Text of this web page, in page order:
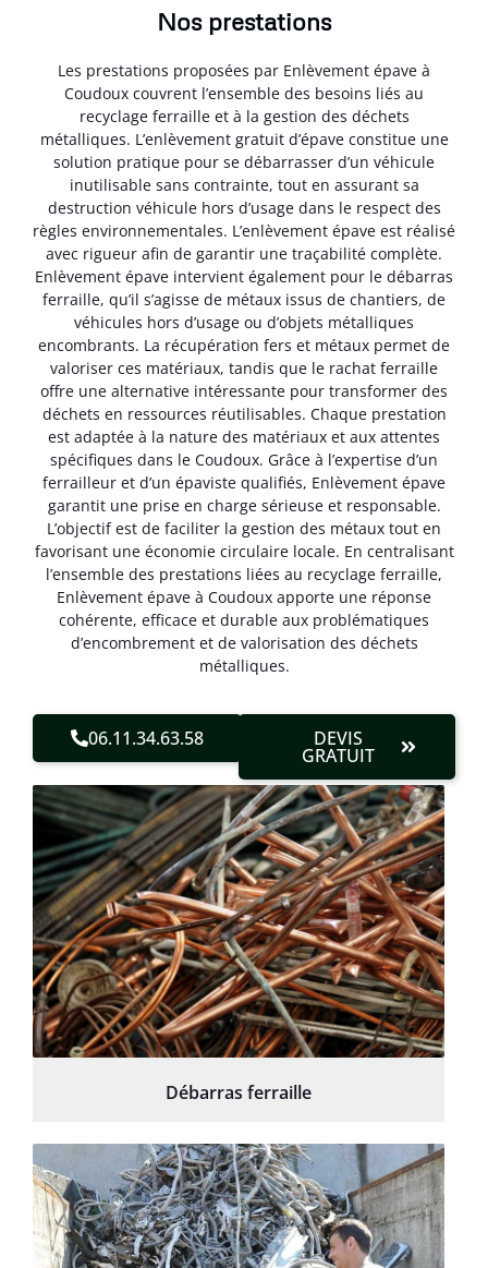
Nos prestations
Les prestations proposées par Enlèvement épave à
Coudoux couvrent l’ensemble des besoins liés au
recyclage ferraille et à la gestion des déchets
métalliques. L’enlèvement gratuit d’épave constitue une
solution pratique pour se débarrasser d’un véhicule
inutilisable sans contrainte, tout en assurant sa
destruction véhicule hors d’usage dans le respect des
règles environnementales. L’enlèvement épave est réalisé
avec rigueur afin de garantir une traçabilité complète.
Enlèvement épave intervient également pour le débarras
ferraille, qu’il s’agisse de métaux issus de chantiers, de
véhicules hors d’usage ou d’objets métalliques
encombrants. La récupération fers et métaux permet de
valoriser ces matériaux, tandis que le rachat ferraille
offre une alternative intéressante pour transformer des
déchets en ressources réutilisables. Chaque prestation
est adaptée à la nature des matériaux et aux attentes
spécifiques dans le Coudoux. Grâce à l’expertise d’un
ferrailleur et d’un épaviste qualifiés, Enlèvement épave
garantit une prise en charge sérieuse et responsable.
L’objectif est de faciliter la gestion des métaux tout en
favorisant une économie circulaire locale. En centralisant
l’ensemble des prestations liées au recyclage ferraille,
Enlèvement épave à Coudoux apporte une réponse
cohérente, efficace et durable aux problématiques
d’encombrement et de valorisation des déchets
métalliques.
06.11.34.63.58 DEVIS
GRATUIT
Débarras ferraille